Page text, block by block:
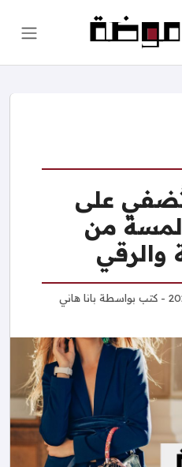
على
لمسة من
والرقي
- كتب بواسطة بانا هاني